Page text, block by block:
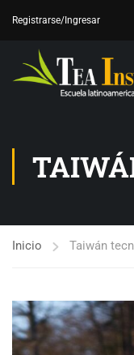
Registrarse/Ingresar
Inicio Taiwán